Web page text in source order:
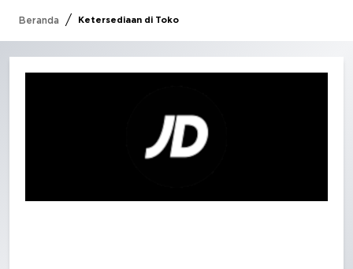
Beranda / Ketersediaan di Toko